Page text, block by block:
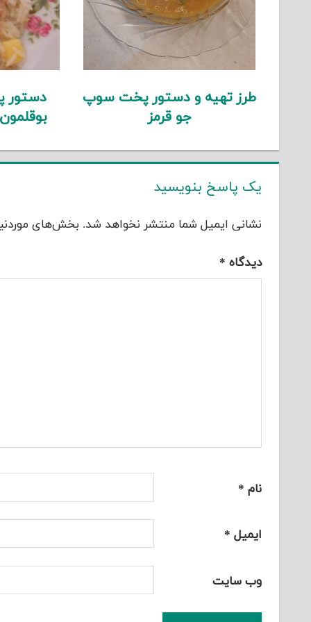
طرز تهیه و دستور پخت سوپ
جو قرمز
دستور
یک پاسخ بنویسید
نشانی ایمیل شما منتشر نخواهد شد. بخش‌های
دیدگاه *
نام *
ایمیل *
وب‌ سایت